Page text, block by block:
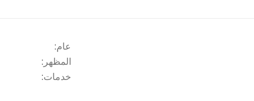
عام:
المظهر:
خدمات: